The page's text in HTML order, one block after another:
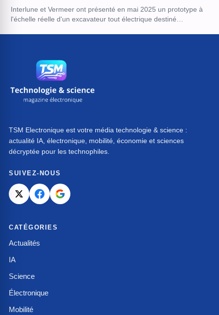
Interlune et Vermeer ont présenté en mai 2025 un prototype à
l'échelle réelle d'un excavateur tout électrique destiné…
TSM Electronique est votre média technologie & science :
actualité IA, électronique, mobilité, économie et sciences
décryptée pour les technophiles.
SUIVEZ-NOUS
CATÉGORIES
Actualités
IA
Science
Électronique
Mobilité